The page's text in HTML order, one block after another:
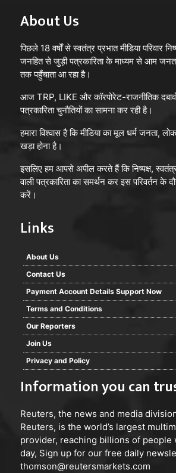
About Us
पिछले 18 वर्षों से स्वतंत्र प्रभात मीडिया परिवार
जनहित से जुड़ी पत्रकारिता के माध्यम से आम
तक पहुँचाता आ रहा है।
आज TRP, LIKE और कॉरपोरेट-राजनीतिक
पत्रकारिता चुनौतियों का सामना कर रही है।
हमारा विश्वास है कि मीडिया का मूल धर्म जनता,
खड़ा होना है।
इसलिए हम आपसे अपील करते हैं कि निष्पक्ष,
वाली पत्रकारिता का समर्थन कर इस परिवर्तन के
करें।
Links
About Us
Contact Us
Payment Account Details Support Now
Terms and Conditions
Our Reporters
Join Us
Privacy and Policy
Information you can
Reuters, the news and media
Reuters, is the world’s largest
provider, reaching billions of
day, Sign up for our free daily
thomson@reutersmarkets.com